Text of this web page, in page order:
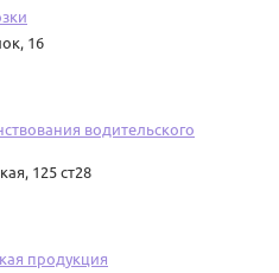
16
водительского
125 ст28
продукция